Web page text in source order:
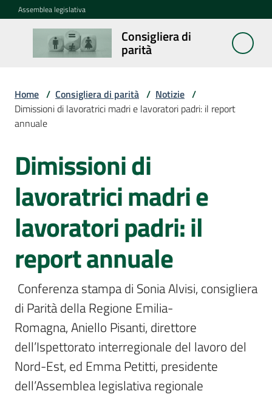
Vai al contenuto
Vai alla navigazione
Vai al footer
Assemblea legislativa
Consigliera di
parità
Consigliera
di parità
Cosa
fa
Notizie
Menu selezionato
La
rete
Assemblea
legislativa
Assemblea
Attività
Argomenti
Home / Consigliera di parità / Notizie /
Dimissioni di lavoratrici madri e lavoratori padri: il report
annuale
Salta al contenuto
Dimissioni di
lavoratrici madri e
lavoratori padri: il
report annuale
di Parità della Regione Emilia-
Romagna, Aniello Pisanti, direttore
dell’Ispettorato interregionale del lavoro del
Nord-Est, ed Emma Petitti, presidente
dell’Assemblea legislativa regionale